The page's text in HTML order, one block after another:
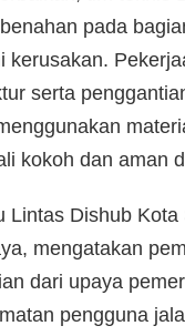
pada
kerusakan.
serta
kokoh dan aman
Lintas Dishub Kota
mengatakan
dari upaya
pengguna